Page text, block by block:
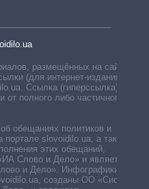
размещённых на сайте,
(для интернет-изданий —
Ссылка (гиперссылка)
полного либо частичного
обещаниях политиков и
slovoidilo.ua, а также
этих обещаний,
Слово и Дело» и является
и Дело». Инфографики,
созданы ОО «Система